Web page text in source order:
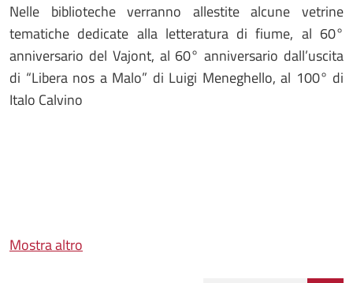
Nelle biblioteche verranno allestite alcune vetrine
tematiche dedicate alla letteratura di fiume, al 60°
anniversario del Vajont, al 60° anniversario dall’uscita
di “Libera nos a Malo” di Luigi Meneghello, al 100° di
Italo Calvino
Mostra altro